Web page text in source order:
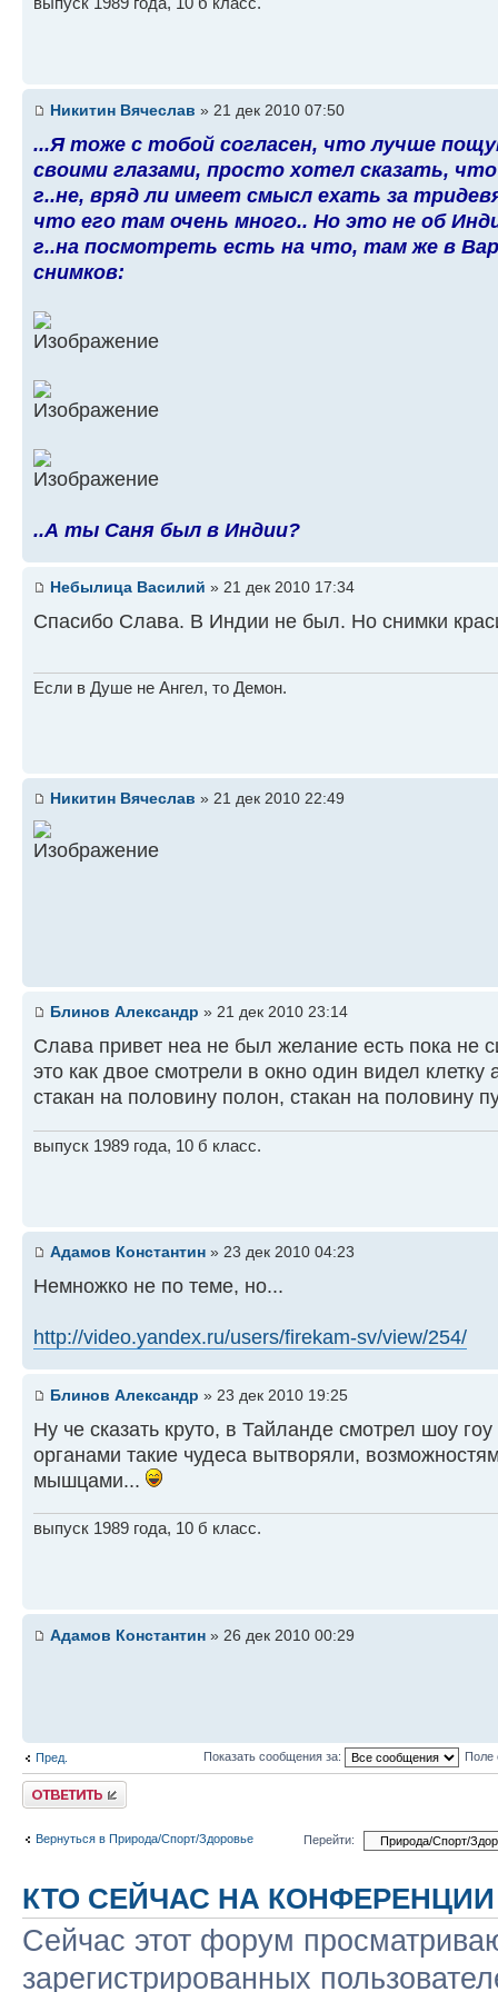
Никитин Вячеслав » 21 дек 2010 07:50
...Я тоже с тобой согласен, что лучше
своими глазами, просто хотел сказать,
г..не, вряд ли имеет смысл ехать за
что его там очень много.. Но это не об
г..на посмотреть есть на что, там же в
снимков:
..А ты Саня был в Индии?
Небылица Василий » 21 дек 2010 17:34
Спасибо Слава. В Индии не был. Но снимки
Если в Душе не Ангел, то Демон.
Никитин Вячеслав » 21 дек 2010 22:49
Блинов Александр » 21 дек 2010 23:14
Слава привет неа не был желание есть пока не
это как двое смотрели в окно один видел клетку
стакан на половину полон, стакан на половину
выпуск 1989 года, 10 б класс.
Адамов Константин » 23 дек 2010 04:23
Немножко не по теме, но...
http://video.yandex.ru/users/firekam-sv/view/254/
Блинов Александр » 23 дек 2010 19:25
Ну че сказать круто, в Тайланде смотрел шоу
органами такие чудеса вытворяли,
мышцами...
выпуск 1989 года, 10 б класс.
Адамов Константин » 26 дек 2010 00:29
Пред. Показать сообщения за: Поле
Ответить
Вернуться в Природа/Спорт/Здоровье Перейти:
КТО СЕЙЧАС НА КОНФЕРЕНЦИИ
Сейчас этот форум
зарегистрированных